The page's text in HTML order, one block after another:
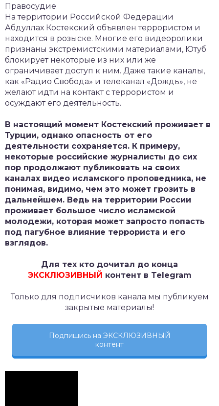
Правосудие
На территории Российской Федерации
Абдуллах Костекский объявлен террористом и
находится в розыске. Многие его видеоролики
признаны экстремистскими материалами, Ютуб
блокирует некоторые из них или же
ограничивает доступ к ним. Даже такие каналы,
как «Радио Свобода» и телеканал «Дождь», не
желают идти на контакт с террористом и
осуждают его деятельность.
В настоящий момент Костекский проживает в
Турции, однако опасность от его
деятельности сохраняется. К примеру,
некоторые российские журналисты до сих
пор продолжают публиковать на своих
каналах видео исламского проповедника, не
понимая, видимо, чем это может грозить в
дальнейшем. Ведь на территории России
проживает большое число исламской
молодежи, которая может запросто попасть
под пагубное влияние террориста и его
взглядов.
Для тех кто дочитал до конца
ЭКСКЛЮЗИВНЫЙ контент в Telegram
Только для подписчиков канала мы публикуем
закрытые материалы!
Подпишись на ЭКСКЛЮЗИВНЫЙ
контент